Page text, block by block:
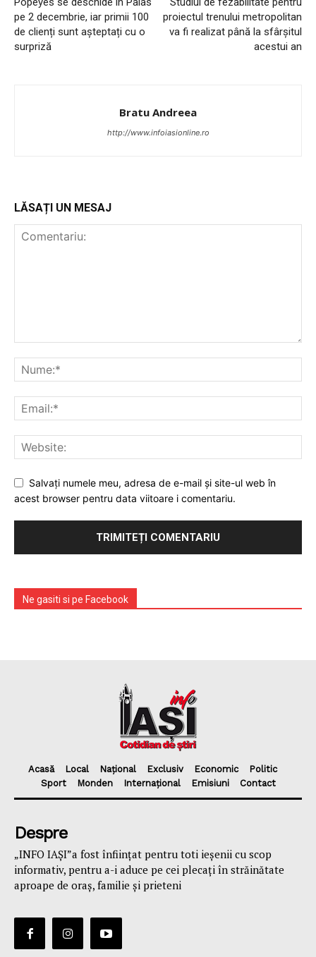
pe 2 decembrie, iar primii 100
de clienți sunt așteptați cu o
surpriză
proiectul trenului metropolitan
va fi realizat până la sfârșitul
acestui an
Bratu Andreea
http://www.infoiasionline.ro
LĂSAȚI UN MESAJ
Salvați numele meu, adresa de e-mail și site-ul web în
acest browser pentru data viitoare i comentariu.
Ne gasiti si pe Facebook
Acasă Local Național Exclusiv Economic
Politic
Sport
Monden Internațional Emisiuni Contact
Despre
„INFO IAȘI”a fost înfiinţat pentru toti ieşenii cu scop
informativ, pentru a-i aduce pe cei plecaţi în străinătate
aproape de oraş, familie și prieteni